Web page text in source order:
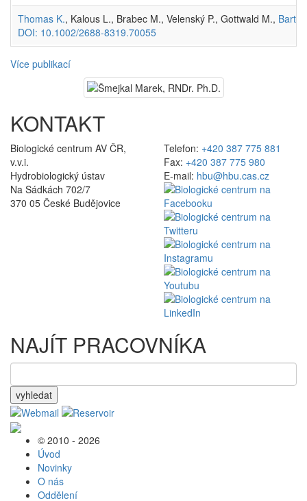
Thomas K., Kalous L., Brabec M., Velenský P., Gottwald M.,
DOI: 10.1002/2688-8319.70055
Více publikací
KONTAKT
Biologické centrum AV ČR,
v.v.i.
Hydrobiologický ústav
Na Sádkách 702/7
370 05 České Budějovice
Telefon: +420 387 775 881
Fax: +420 387 775 980
E-mail: hbu@hbu.cas.cz
NAJÍT PRACOVNÍKA
vyhledat
© 2010 - 2026
Úvod
Novinky
O nás
Oddělení